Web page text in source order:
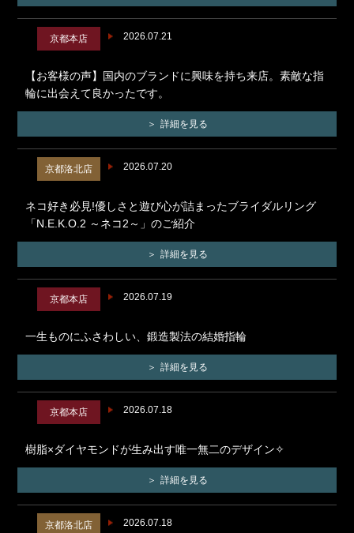
2026.07.21
京都本店
【お客様の声】国内のブランドに興味を持ち来店。素敵な指
輪に出会えて良かったです。
詳細を見る
2026.07.20
京都洛北店
ネコ好き必見!優しさと遊び心が詰まったブライダルリング
「N.E.K.O.2 ～ネコ2～」のご紹介
詳細を見る
2026.07.19
京都本店
一生ものにふさわしい、鍛造製法の結婚指輪
詳細を見る
2026.07.18
京都本店
樹脂×ダイヤモンドが生み出す唯一無二のデザイン✧
詳細を見る
2026.07.18
京都洛北店